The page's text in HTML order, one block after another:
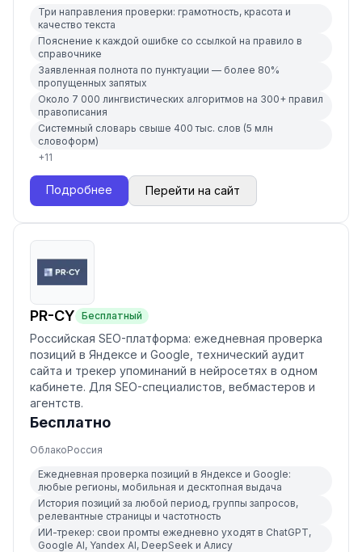
Три направления проверки: грамотность, красота и
качество текста
Пояснение к каждой ошибке со ссылкой на правило в
справочнике
Заявленная полнота по пунктуации — более 80%
пропущенных запятых
Около 7 000 лингвистических алгоритмов на 300+ правил
правописания
Системный словарь свыше 400 тыс. слов (5 млн
словоформ)
+11
Подробнее Перейти на сайт
PR-CY Бесплатный
Российская SEO-платформа: ежедневная проверка
позиций в Яндексе и Google, технический аудит
сайта и трекер упоминаний в нейросетях в одном
кабинете. Для SEO-специалистов, вебмастеров и
агентств.
Бесплатно
ОблакоРоссия
Ежедневная проверка позиций в Яндексе и Google:
любые регионы, мобильная и десктопная выдача
История позиций за любой период, группы запросов,
релевантные страницы и частотность
ИИ-трекер: свои промты ежедневно уходят в ChatGPT,
Google AI, Yandex AI, DeepSeek и Алису